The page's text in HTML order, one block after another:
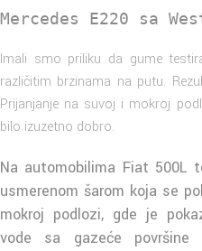
Mercedes E220 sa
Imali smo priliku da gume
različitim brzinama na putu.
Prijanjanje na suvoj i mokroj
bilo izuzetno dobro.
Na automobilima Fiat 500L
usmerenom šarom koja se
mokroj podlozi, gde je
vode sa gazeće površine